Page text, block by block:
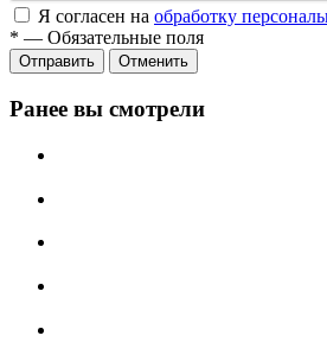
Я согласен на обработку
* — Обязательные поля
Отменить
Ранее вы смотрели